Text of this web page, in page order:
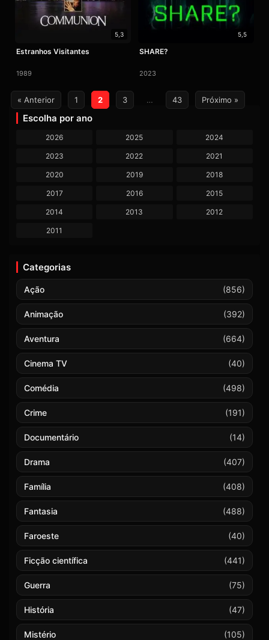
5,3
Estranhos Visitantes
1989
5,5
SHARE?
2023
Paginação
de
posts
« Anterior 1 2 3 … 43 Próximo »
Escolha por ano
2026 2025 2024
2023 2022 2021
2020 2019 2018
2017 2016 2015
2014 2013 2012
2011
Categorias
Ação (856)
Animação (392)
Aventura (664)
Cinema TV (40)
Comédia (498)
Crime (191)
Documentário (14)
Drama (407)
Família (408)
Fantasia (488)
Faroeste (40)
Ficção científica (441)
Guerra (75)
História (47)
Mistério (105)